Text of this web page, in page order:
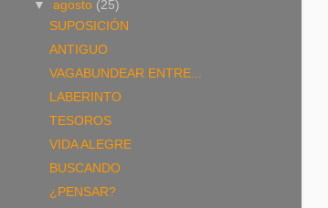
▼agosto (25)
SUPOSICIÓN
ANTIGUO
VAGABUNDEAR ENTRE...
LABERINTO
TESOROS
VIDA ALEGRE
BUSCANDO
¿PENSAR?